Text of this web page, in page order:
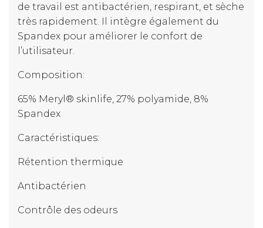
de travail est antibactérien, respirant, et sèche
très rapidement. Il intègre également du
Spandex pour améliorer le confort de
l’utilisateur.
Composition:
65% Meryl® skinlife, 27% polyamide, 8%
Spandex
Caractéristiques:
Rétention thermique
Antibactérien
Contrôle des odeurs